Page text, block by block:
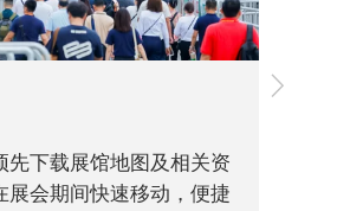
下
先下载展馆地图及相关资
展会期间快速移动，便捷